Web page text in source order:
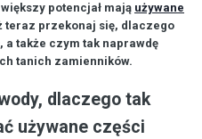
potencjał mają używane
teraz przekonaj się, dlaczego
a także czym tak naprawdę
tanich zamienników.
dlaczego tak
używane części